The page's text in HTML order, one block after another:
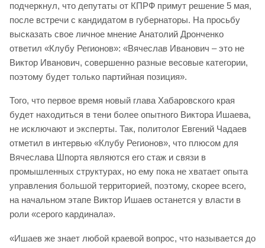
подчеркнул, что депутаты от КПРФ примут решение 5 мая,
после встречи с кандидатом в губернаторы. На просьбу
высказать свое личное мнение Анатолий Дронченко
ответил «Клубу Регионов»: «Вячеслав Иванович – это не
Виктор Иванович, совершенно разные весовые категории,
поэтому будет только партийная позиция».
Того, что первое время новый глава Хабаровского края
будет находиться в тени более опытного Виктора Ишаева,
не исключают и эксперты. Так, политолог Евгений Чадаев
отметил в интервью «Клубу Регионов», что плюсом для
Вячеслава Шпорта являются его стаж и связи в
промышленных структурах, но ему пока не хватает опыта
управления большой территорией, поэтому, скорее всего,
на начальном этапе Виктор Ишаев останется у власти в
роли «серого кардинала».
«Ишаев же знает любой краевой вопрос, что называется до